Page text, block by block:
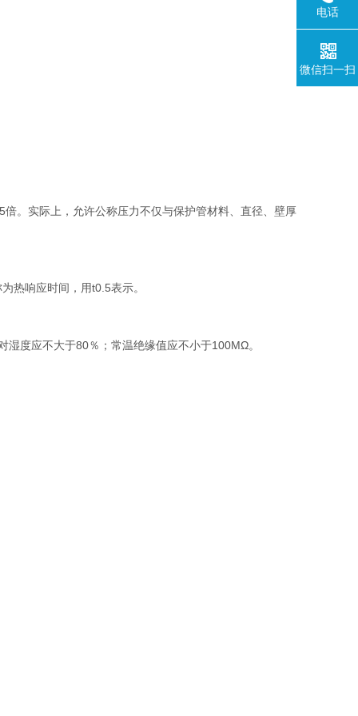
。实际上，允许公称压力不仅与保护管材料、直径、壁厚
热响应时间，用t0.5表示。
度应不大于80％；常温绝缘值应不小于100MΩ。
电话
微信扫一扫